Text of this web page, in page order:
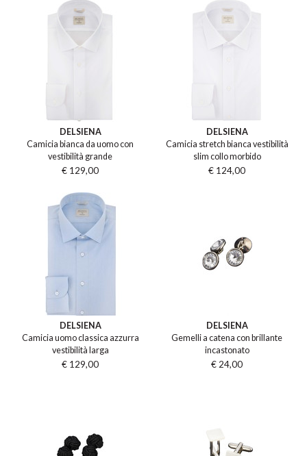
DELSIENA
Camicia bianca da uomo con
vestibilità grande
€ 129,00
DELSIENA
Camicia stretch bianca vestibilità
slim collo morbido
€ 124,00
DELSIENA
Camicia uomo classica azzurra
vestibilità larga
€ 129,00
DELSIENA
Gemelli a catena con brillante
incastonato
€ 24,00